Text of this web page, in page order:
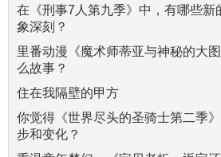
在《刑事7人第九季》中，有哪些新
象深刻？
里番动漫《魔术师蒂亚与神秘的大
么故事？
住在我隔壁的甲方
你觉得《世界尽头的圣骑士第二季
步和变化？